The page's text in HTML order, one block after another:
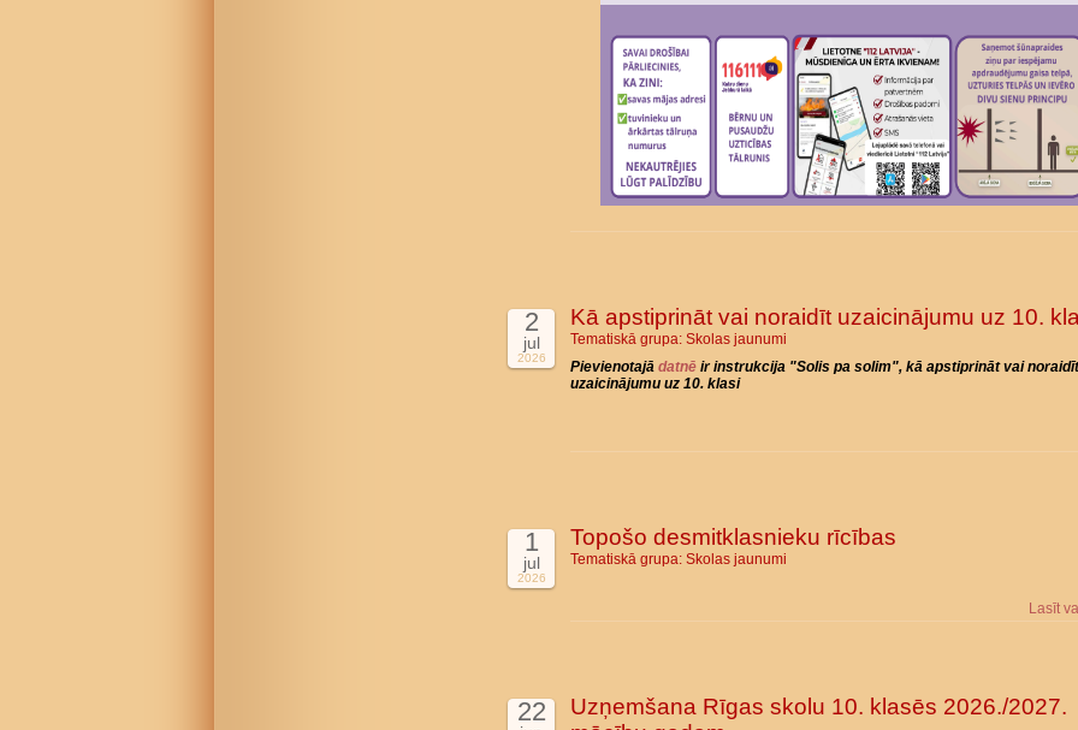
2
jul
2026
Kā apstiprināt vai noraidīt uzaicinājumu uz 10.
Tematiskā grupa: Skolas jaunumi
Pievienotajā datnē ir instrukcija "Solis pa solim", kā apstiprināt vai noraidīt
uzaicinājumu uz 10. klasi
1
jul
2026
Topošo desmitklasnieku rīcības
Tematiskā grupa: Skolas jaunumi
Lasīt
22
Uzņemšana Rīgas skolu 10. klasēs 2026./2027.